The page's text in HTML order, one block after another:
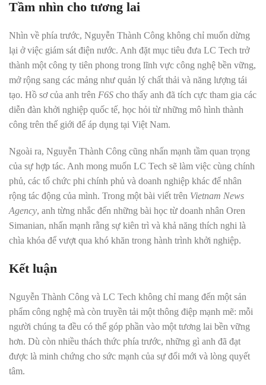
Tầm nhìn cho tương lai
Nhìn về phía trước, Nguyễn Thành Công không chỉ muốn dừng
lại ở việc giám sát điện nước. Anh đặt mục tiêu đưa LC Tech trở
thành một công ty tiên phong trong lĩnh vực công nghệ bền vững,
mở rộng sang các mảng như quản lý chất thải và năng lượng tái
tạo. Hồ sơ của anh trên F6S cho thấy anh đã tích cực tham gia các
diễn đàn khởi nghiệp quốc tế, học hỏi từ những mô hình thành
công trên thế giới để áp dụng tại Việt Nam.
Ngoài ra, Nguyễn Thành Công cũng nhấn mạnh tầm quan trọng
của sự hợp tác. Anh mong muốn LC Tech sẽ làm việc cùng chính
phủ, các tổ chức phi chính phủ và doanh nghiệp khác để nhân
rộng tác động của mình. Trong một bài viết trên Vietnam News
Agency, anh từng nhắc đến những bài học từ doanh nhân Oren
Simanian, nhấn mạnh rằng sự kiên trì và khả năng thích nghi là
chìa khóa để vượt qua khó khăn trong hành trình khởi nghiệp.
Kết luận
Nguyễn Thành Công và LC Tech không chỉ mang đến một sản
phẩm công nghệ mà còn truyền tải một thông điệp mạnh mẽ: mỗi
người chúng ta đều có thể góp phần vào một tương lai bền vững
hơn. Dù còn nhiều thách thức phía trước, những gì anh đã đạt
được là minh chứng cho sức mạnh của sự đổi mới và lòng quyết
tâm.